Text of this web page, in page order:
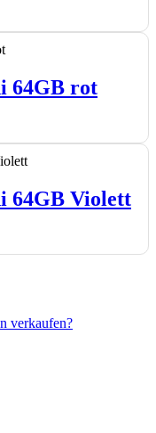
64GB rot
64GB Violett
verkaufen?